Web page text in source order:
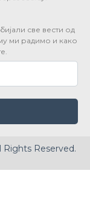
све вести од
ми радимо и како
Rights Reserved.